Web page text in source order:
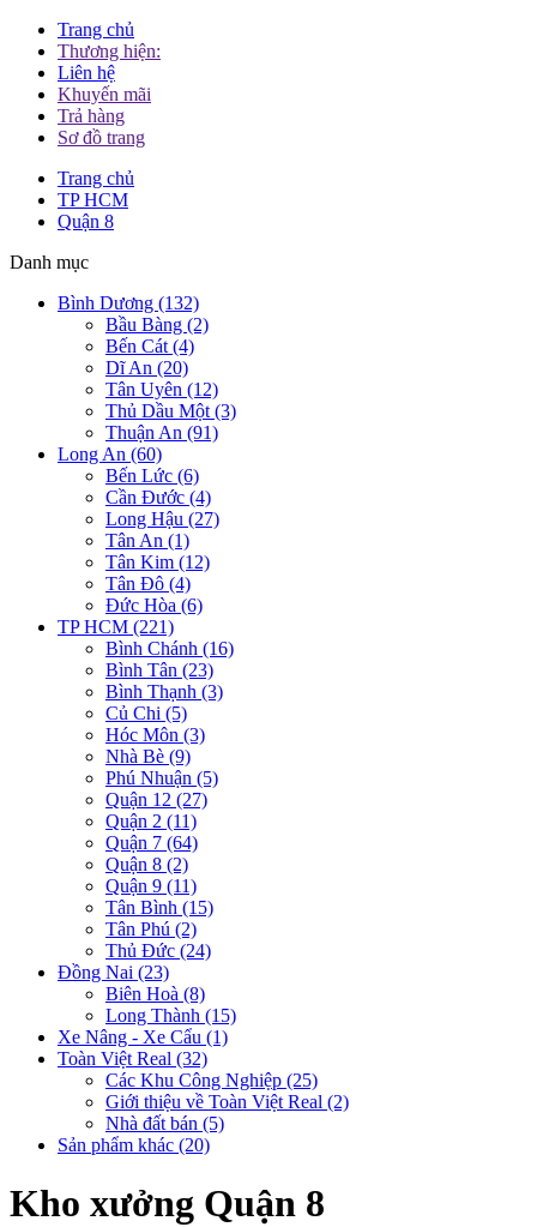
Trang chủ
Thương hiện:
Liên hệ
Khuyến mãi
Trả hàng
Sơ đồ trang
Trang chủ
TP HCM
Quận 8
Danh mục
Bình Dương (132)
Bầu Bàng (2)
Bến Cát (4)
Dĩ An (20)
Tân Uyên (12)
Thủ Dầu Một (3)
Thuận An (91)
Long An (60)
Bến Lức (6)
Cần Đước (4)
Long Hậu (27)
Tân An (1)
Tân Kim (12)
Tân Đô (4)
Đức Hòa (6)
TP HCM (221)
Bình Chánh (16)
Bình Tân (23)
Bình Thạnh (3)
Củ Chi (5)
Hóc Môn (3)
Nhà Bè (9)
Phú Nhuận (5)
Quận 12 (27)
Quận 2 (11)
Quận 7 (64)
Quận 8 (2)
Quận 9 (11)
Tân Bình (15)
Tân Phú (2)
Thủ Đức (24)
Đồng Nai (23)
Biên Hoà (8)
Long Thành (15)
Xe Nâng - Xe Cẩu (1)
Toàn Việt Real (32)
Các Khu Công Nghiệp (25)
Giới thiệu về Toàn Việt Real (2)
Nhà đất bán (5)
Sản phẩm khác (20)
Kho xưởng Quận 8